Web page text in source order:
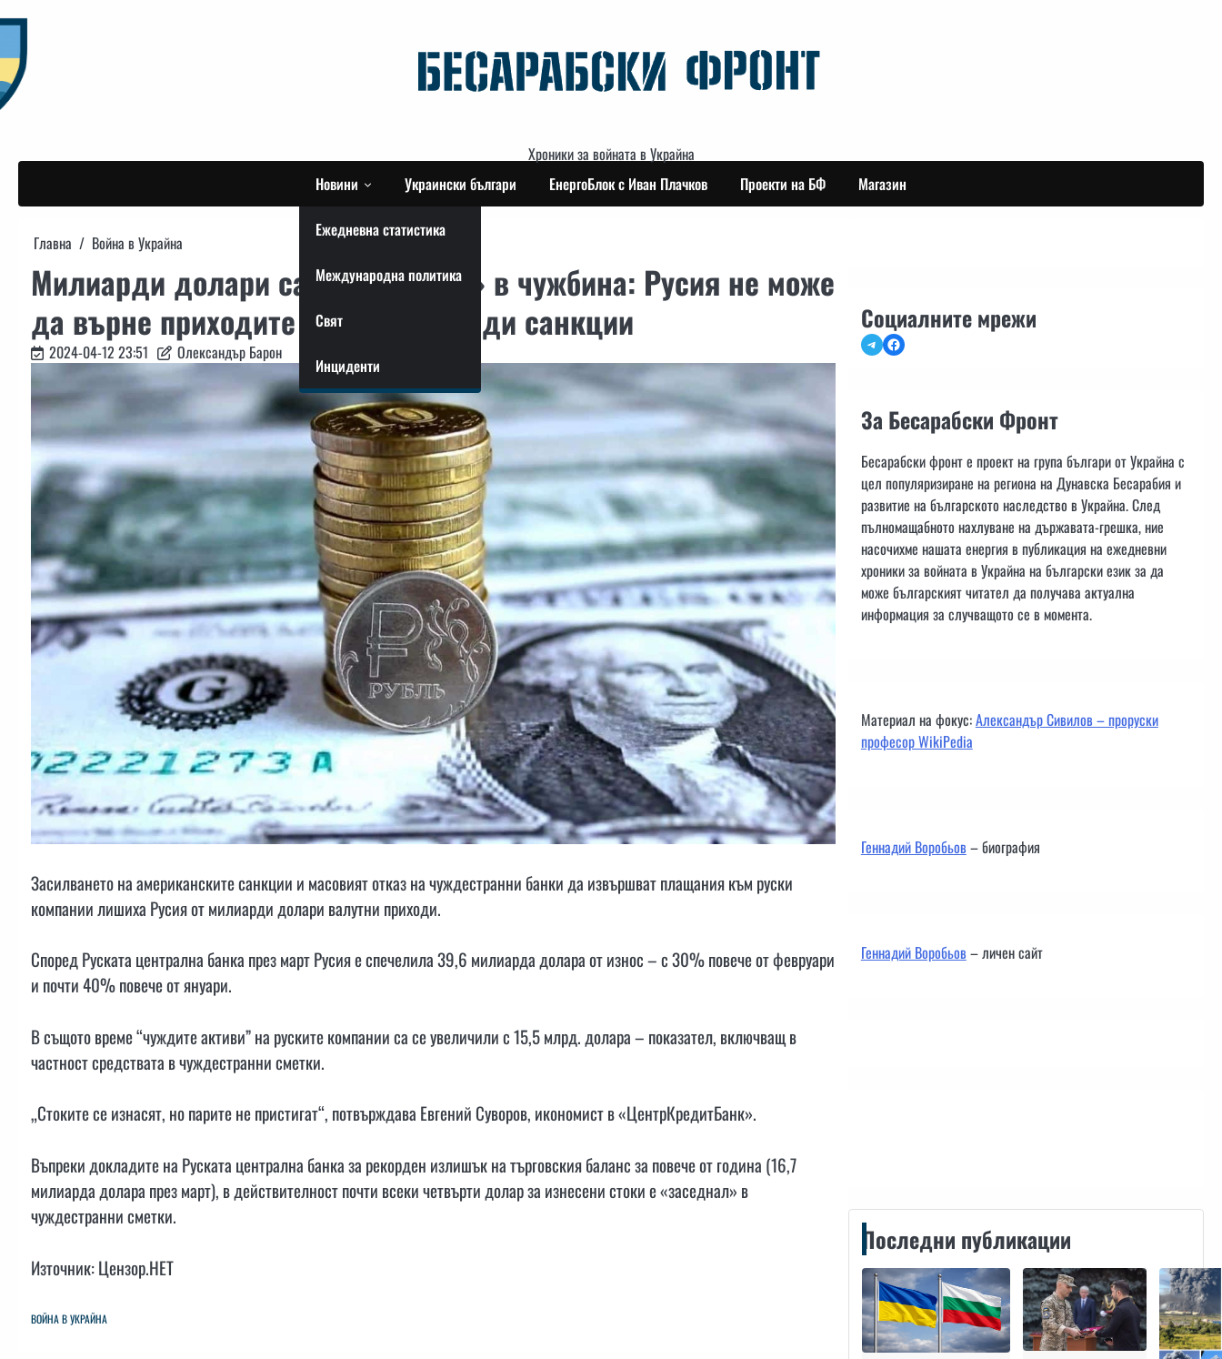
to
content
Хроники за войната в Украйна
Новини
Ежедневна статистика
Международна политика
Свят
Инциденти
Украински българи ЕнергоБлок с Иван Плачков Проекти на БФ Магазин
Главна Война в Украйна
Милиарди долари са «заседнали» в чужбина: Русия не може
да върне приходите от износ поради санкции
2024-04-12 23:51 Олександър Барон
Засилването на американските санкции и масовият отказ на чуждестранни банки да извършват плащания към руски
компании лишиха Русия от милиарди долари валутни приходи.
Според Руската централна банка през март Русия е спечелила 39,6 милиарда долара от износ – с 30% повече от февруари
и почти 40% повече от януари.
В същото време “чуждите активи” на руските компании са се увеличили с 15,5 млрд. долара – показател, включващ в
частност средствата в чуждестранни сметки.
„Стоките се изнасят, но парите не пристигат“, потвърждава Евгений Суворов, икономист в «ЦентрКредитБанк».
Въпреки докладите на Руската централна банка за рекорден излишък на търговския баланс за повече от година (16,7
милиарда долара през март), в действителност почти всеки четвърти долар за изнесени стоки е «заседнал» в
чуждестранни сметки.
Източник: Цензор.НЕТ
ВОЙНА В УКРАЙНА
Социалните мрежи
TelegramFacebook
За Бесарабски Фронт
Бесарабски фронт е проект на група българи от Украйна с
цел популяризиране на региона на Дунавска Бесарабия и
развитие на българското наследство в Украйна. След
пълномащабното нахлуване на държавата-грешка, ние
насочихме нашата енергия в публикация на ежедневни
хроники за войната в Украйна на български език за да
може българският читател да получава актуална
информация за случващото се в момента.
Материал на фокус:Александър Сивилов – проруски
професор WikiPedia
Геннадий Воробьов– биография
Геннадий Воробьов– личен сайт
Последни публикации